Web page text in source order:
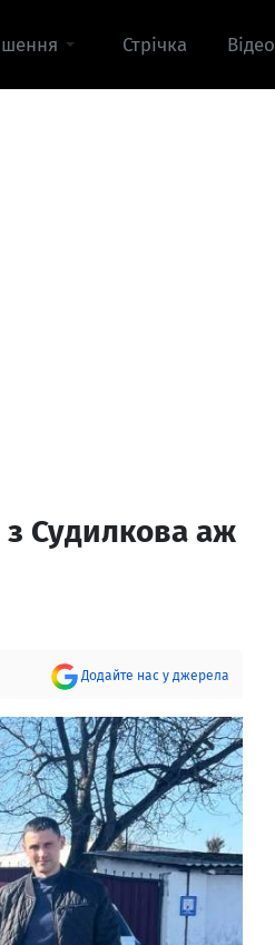
Стрічка Відео
з Судилкова аж
Додайте нас у джерела